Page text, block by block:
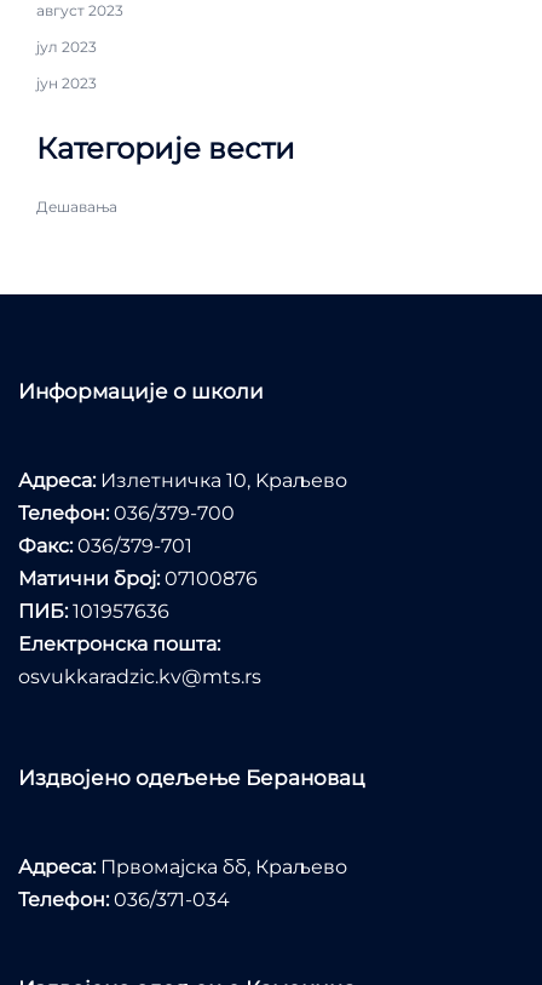
август 2023
јул 2023
јун 2023
Категорије вести
Дешавања
Информације о школи
Адреса:Излетничка 10, Kраљево
Телефон:036/379-700
Факс:036/379-701
Матични број:07100876
ПИБ:101957636
Електронска пошта:
osvukkaradzic.kv@mts.rs
Издвојено одељење Берановац
Адреса:Првомајска бб, Краљево
Телефон:036/371-034